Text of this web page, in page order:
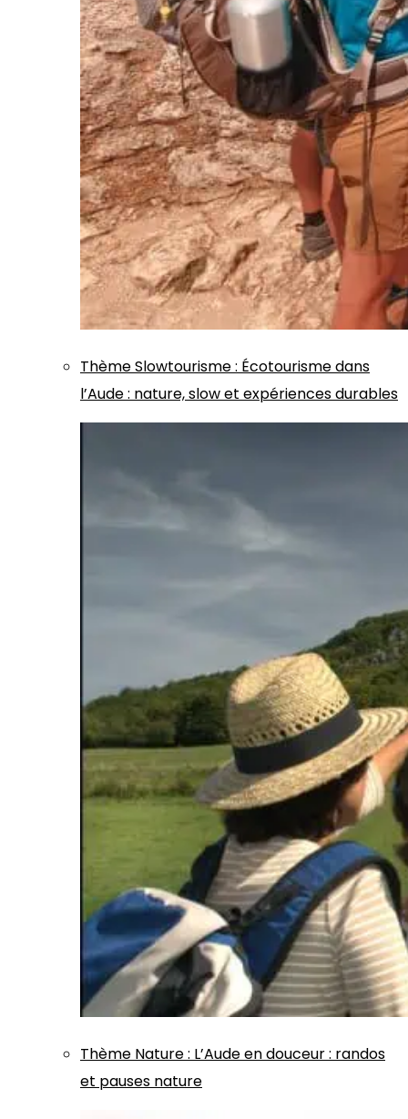
ThèmeSlowtourisme: Écotourisme dans
l’Aude : nature, slow et expériences durables
Thème Nature: L’Aude en douceur : randos
et pauses nature